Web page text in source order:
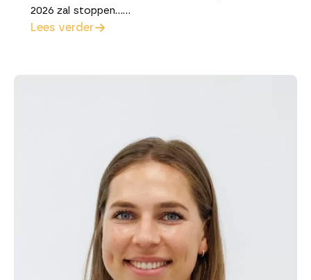
2026 zal stoppen……
Lees verder